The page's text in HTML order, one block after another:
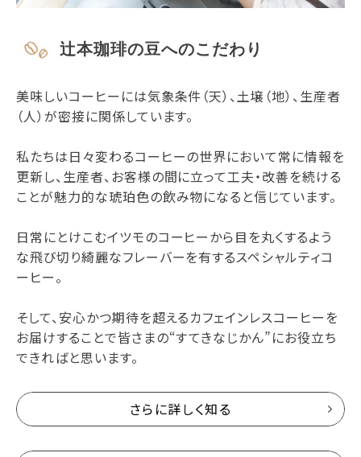
辻本珈琲の豆へのこだわり
美味しいコーヒーには気象条件（天）、土壌（地）、生産者
（人）が密接に関係しています。
私たちは日々変わるコーヒーの世界において常に情報を
更新し、生産者、お客様の間に立って工夫・改善を続ける
ことが魅力的な琥珀色の飲み物になると信じています。
日常にとけこむイツモのコーヒーから目を丸くするよう
な飛び切り綺麗なフレーバーを有するスペシャルティコ
ーヒー。
そして、安心かつ期待を超えるカフェインレスコーヒーを
お届けすることで皆さまの“すてきなじかん”にお役立ち
できればと思います。
さらに詳しく知る